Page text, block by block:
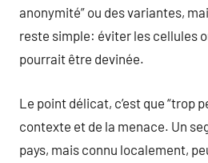
anonymité” ou des variantes,
reste simple: éviter les cellules
pourrait être devinée.
Le point délicat, c’est que “trop
contexte et de la menace. Un
pays, mais connu localement,